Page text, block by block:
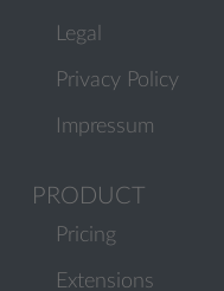
Legal
Privacy Policy
Impressum
PRODUCT
Pricing
Extensions